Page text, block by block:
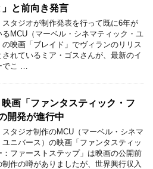
」と前向き発言
スタジオが制作発表を行って既に6年が
るMCU（マーベル・シネマティック・ユ
の映画「ブレイド」でヴィランのリリス
されているミア・ゴスさんが、最新のイ
でこ …
映画「ファンタスティック・フ
開発が進行中
スタジオ制作のMCU（マーベル・シネマ
ユニバース）の映画「ファンタスティッ
：ファーストステップ」は映画の公開前
制作の噂がありましたが、世界興行収入